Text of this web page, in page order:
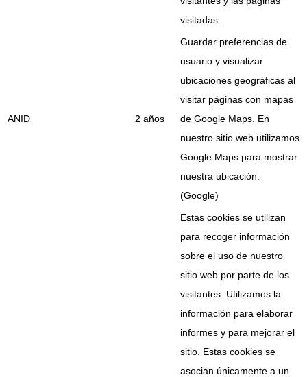
visitadas.
ANID 2 años
Guardar preferencias de
usuario y visualizar
ubicaciones geográficas al
visitar páginas con mapas
de Google Maps. En
nuestro sitio web utilizamos
Google Maps para mostrar
nuestra ubicación.
(Google)
Estas cookies se utilizan
para recoger información
sobre el uso de nuestro
sitio web por parte de los
visitantes. Utilizamos la
información para elaborar
informes y para mejorar el
sitio. Estas cookies se
asocian únicamente a un